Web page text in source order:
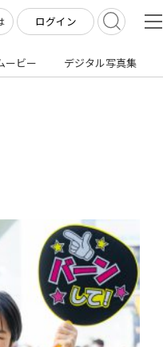
ログイン
ービー デジタル写真集